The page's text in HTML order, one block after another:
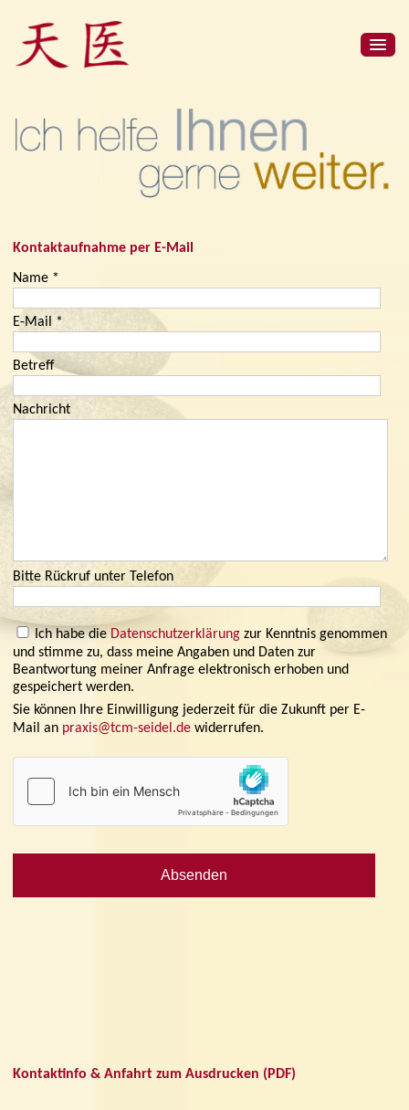
Kontaktaufnahme per E-Mail
Name *
E-Mail *
Betreff
Nachricht
Bitte Rückruf unter Telefon
Ich habe die Datenschutzerklärung zur Kenntnis genommen
und stimme zu, dass meine Angaben und Daten zur
Beantwortung meiner Anfrage elektronisch erhoben und
gespeichert werden.
Sie können Ihre Einwilligung jederzeit für die Zukunft per E-
Mail an praxis@tcm-seidel.de widerrufen.
Kontaktinfo & Anfahrt zum Ausdrucken (PDF)